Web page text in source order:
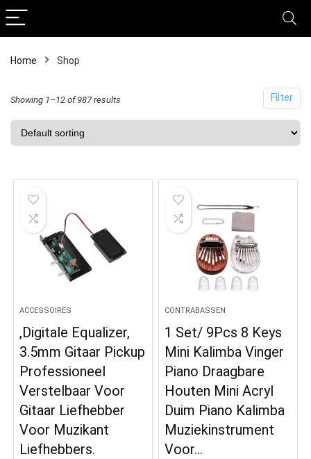
Home Shop
Filter
Showing 1–12 of 987 results
ACCESSOIRES
,Digitale Equalizer,
3.5mm Gitaar Pickup
Professioneel
Verstelbaar Voor
Gitaar Liefhebber
Voor Muzikant
Liefhebbers.
CONTRABASSEN
1 Set/ 9Pcs 8 Keys
Mini Kalimba Vinger
Piano Draagbare
Houten Mini Acryl
Duim Piano Kalimba
Muziekinstrument
Voor…